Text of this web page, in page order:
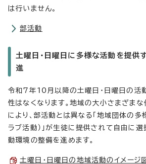
は行いません。
部活動
土曜日・日曜日に多様な活動を提供
進
令和7年10月以降の土曜日・日曜日の活
性はなくなります。地域の大小さまざまな
により、部活動とは異なる「地域団体の多
ラブ活動）」が生徒に提供されて自由に選
動環境の整備を進めます。
土曜日・日曜日の地域活動のイメー